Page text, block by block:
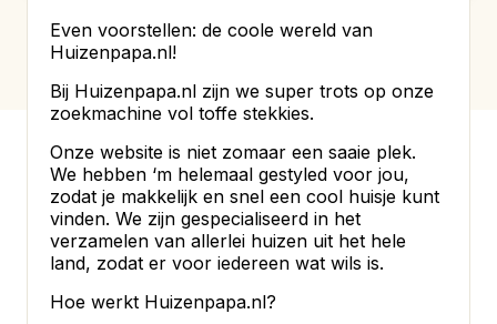
Even voorstellen: de coole wereld van
Huizenpapa.nl!
Bij Huizenpapa.nl zijn we super trots op onze
zoekmachine vol toffe stekkies.
Onze website is niet zomaar een saaie plek.
We hebben ‘m helemaal gestyled voor jou,
zodat je makkelijk en snel een cool huisje kunt
vinden. We zijn gespecialiseerd in het
verzamelen van allerlei huizen uit het hele
land, zodat er voor iedereen wat wils is.
Hoe werkt Huizenpapa.nl?